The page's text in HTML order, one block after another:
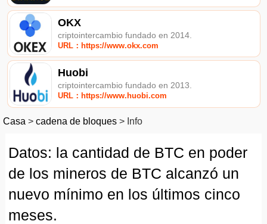
OKX
criptointercambio fundado en 2014.
URL：https://www.okx.com
Huobi
criptointercambio fundado en 2013.
URL：https://www.huobi.com
Casa > cadena de bloques > Info
Datos: la cantidad de BTC en poder
de los mineros de BTC alcanzó un
nuevo mínimo en los últimos cinco
meses.